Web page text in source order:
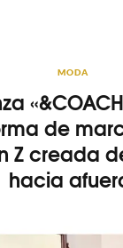
MODA
de
Z creada
hacia